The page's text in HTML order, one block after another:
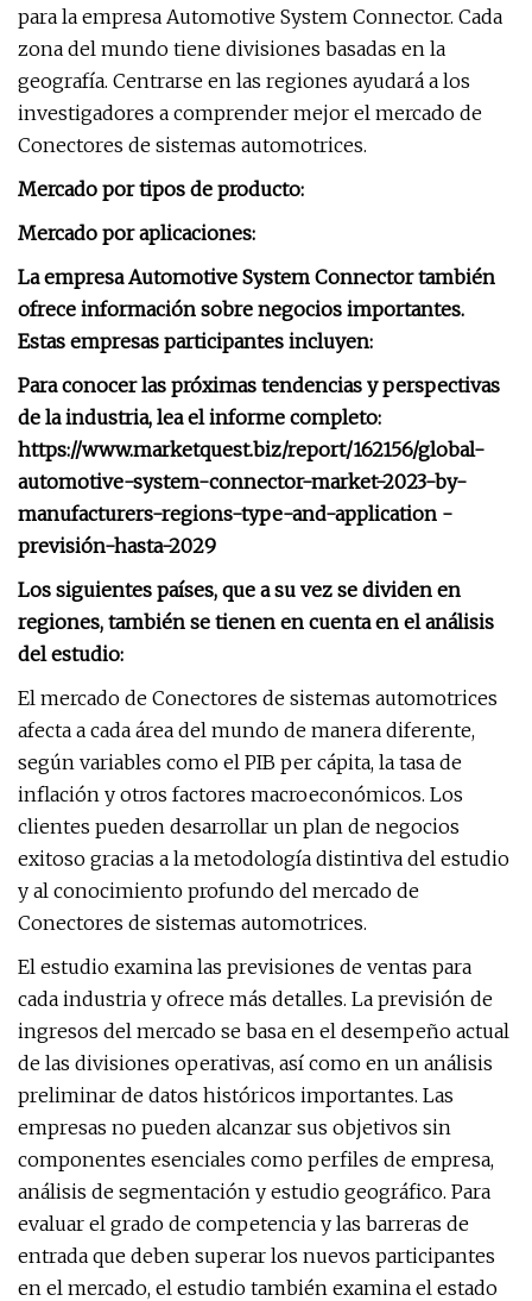
para la empresa Automotive System Connector. Cada
zona del mundo tiene divisiones basadas en la
geografía. Centrarse en las regiones ayudará a los
investigadores a comprender mejor el mercado de
Conectores de sistemas automotrices.
Mercado por tipos de producto:
Mercado por aplicaciones:
La empresa Automotive System Connector también
ofrece información sobre negocios importantes.
Estas empresas participantes incluyen:
Para conocer las próximas tendencias y perspectivas
de la industria, lea el informe completo:
https://www.marketquest.biz/report/162156/global-
automotive-system-connector-market-2023-by-
manufacturers-regions-type-and-application -
previsión-hasta-2029
Los siguientes países, que a su vez se dividen en
regiones, también se tienen en cuenta en el análisis
del estudio:
El mercado de Conectores de sistemas automotrices
afecta a cada área del mundo de manera diferente,
según variables como el PIB per cápita, la tasa de
inflación y otros factores macroeconómicos. Los
clientes pueden desarrollar un plan de negocios
exitoso gracias a la metodología distintiva del estudio
y al conocimiento profundo del mercado de
Conectores de sistemas automotrices.
El estudio examina las previsiones de ventas para
cada industria y ofrece más detalles. La previsión de
ingresos del mercado se basa en el desempeño actual
de las divisiones operativas, así como en un análisis
preliminar de datos históricos importantes. Las
empresas no pueden alcanzar sus objetivos sin
componentes esenciales como perfiles de empresa,
análisis de segmentación y estudio geográfico. Para
evaluar el grado de competencia y las barreras de
entrada que deben superar los nuevos participantes
en el mercado, el estudio también examina el estado